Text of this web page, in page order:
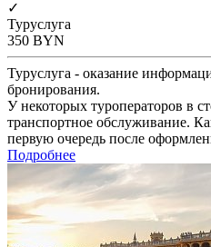
✓
Туруслуга
350 BYN
Туруслуга - оказание
бронирования.
У некоторых туроператоров в
транспортное обслуживание.
первую очередь после
Подробнее